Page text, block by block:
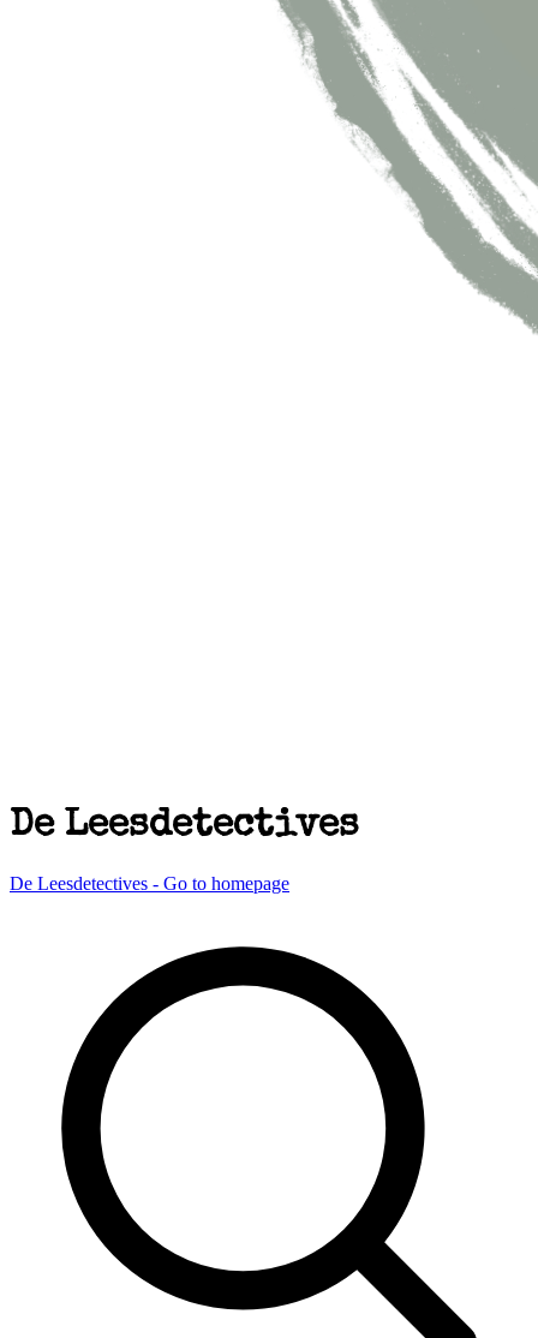
De Leesdetectives
De Leesdetectives - Go to homepage